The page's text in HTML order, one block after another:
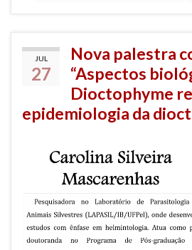
JUL
27
Nova palestra
“Aspectos
Dioctophyme
epidemiologia da